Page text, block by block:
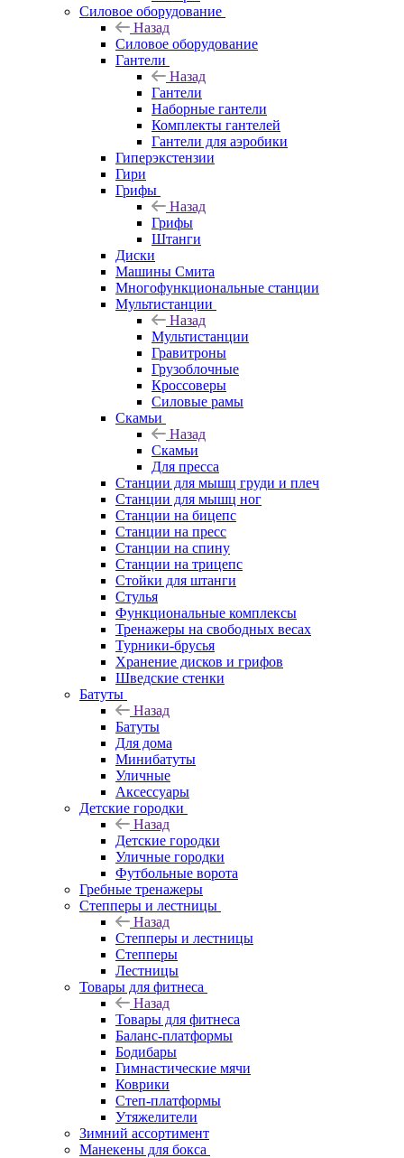
Силовое оборудование
Назад
Силовое оборудование
Гантели
Назад
Гантели
Наборные гантели
Комплекты гантелей
Гантели для аэробики
Гиперэкстензии
Гири
Грифы
Назад
Грифы
Штанги
Диски
Машины Смита
Многофункциональные станции
Мультистанции
Назад
Мультистанции
Гравитроны
Грузоблочные
Кроссоверы
Силовые рамы
Скамьи
Назад
Скамьи
Для пресса
Станции для мышц груди и плеч
Станции для мышц ног
Станции на бицепс
Станции на пресс
Станции на спину
Станции на трицепс
Стойки для штанги
Стулья
Функциональные комплексы
Тренажеры на свободных весах
Турники-брусья
Хранение дисков и грифов
Шведские стенки
Батуты
Назад
Батуты
Для дома
Минибатуты
Уличные
Аксессуары
Детские городки
Назад
Детские городки
Уличные городки
Футбольные ворота
Гребные тренажеры
Степперы и лестницы
Назад
Степперы и лестницы
Степперы
Лестницы
Товары для фитнеса
Назад
Товары для фитнеса
Баланс-платформы
Бодибары
Гимнастические мячи
Коврики
Степ-платформы
Утяжелители
Зимний ассортимент
Манекены для бокса